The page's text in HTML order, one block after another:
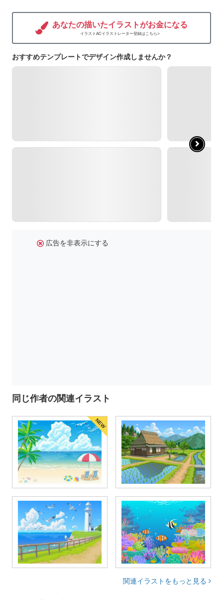
あなたの描いたイラストがお金になる
イラストACイラストレーター登録はこちら>
おすすめテンプレートでデザイン作成しませんか？
広告を非表示にする
同じ作者の関連イラスト
NEW
関連イラストをもっと見る